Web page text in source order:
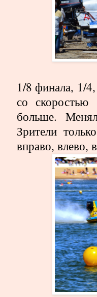
1/8 финала, 1/
со
больше.
Зрители
вправо, влево,